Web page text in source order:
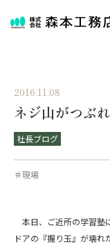
2016.11.08
ネジ山がつぶ
社長ブログ
＃現場
本日、ご近所の学習塾
ドアの『握り玉』が壊れ